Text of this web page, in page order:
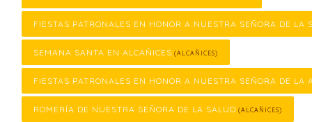
FIESTAS PATRONALES EN HONOR A NUESTRA SEÑORA DE LA
SEMANA SANTA EN ALCAÑICES (ALCAÑICES)
FIESTAS PATRONALES EN HONOR A NUESTRA SEÑORA DE LA
ROMERÍA DE NUESTRA SEÑORA DE LA SALUD (ALCAÑICES)